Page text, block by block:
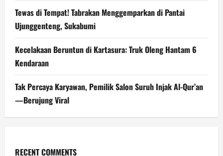
Tewas di Tempat! Tabrakan Menggemparkan di Pantai
Ujunggenteng, Sukabumi
Kecelakaan Beruntun di Kartasura: Truk Oleng Hantam 6
Kendaraan
Tak Percaya Karyawan, Pemilik Salon Suruh Injak Al-Qur’an
—Berujung Viral
RECENT COMMENTS